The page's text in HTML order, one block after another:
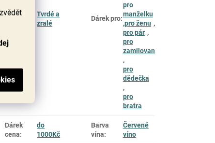
Párování
Tvrdé a
zralé
Dárek pro:
pro
manželku
,pro ženu ,
pro pár ,
pro
zamilované
,
pro
dědečka
,
pro
bratra
Dárek
cena:
do
1000Kč
Barva
vína:
Červené
víno